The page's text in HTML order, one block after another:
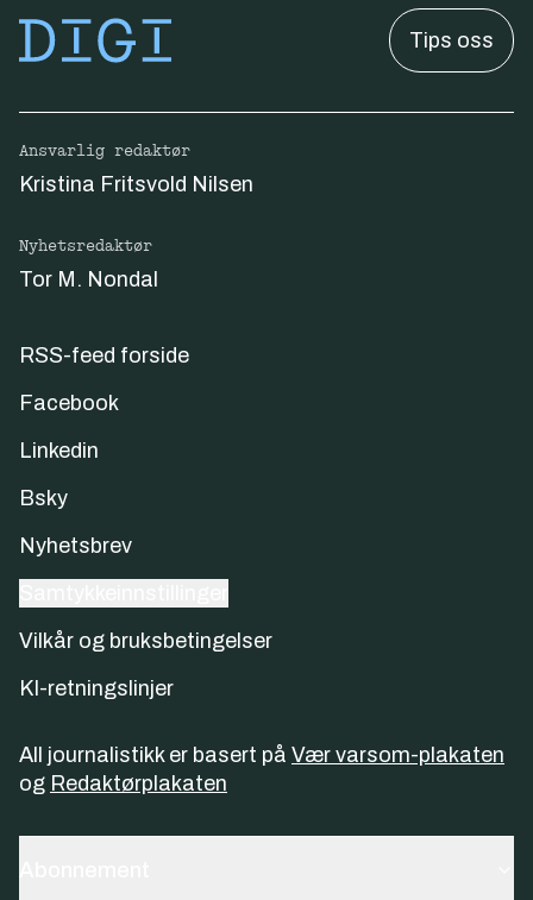
Tips oss
Ansvarlig redaktør
Kristina Fritsvold Nilsen
Nyhetsredaktør
Tor M. Nondal
RSS-feed forside
Facebook
Linkedin
Bsky
Nyhetsbrev
Vilkår og bruksbetingelser
KI-retningslinjer
All journalistikk er basert på Vær varsom-plakaten
og Redaktørplakaten